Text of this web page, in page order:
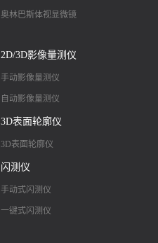
奥林巴斯体视显微镜
2D/3D影像量测仪
手动影像量测仪
自动影像量测仪
3D表面轮廓仪
3D表面轮廓仪
闪测仪
手动式闪测仪
一键式闪测仪